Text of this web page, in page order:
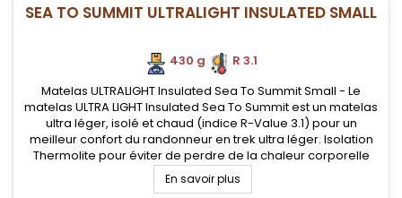
SEA TO SUMMIT ULTRALIGHT INSULATED SMALL
430 g
R 3.1
Matelas ULTRALIGHT Insulated Sea To Summit Small - Le
matelas ULTRA LIGHT Insulated Sea To Summit est un matelas
ultra léger, isolé et chaud (indice R-Value 3.1) pour un
meilleur confort du randonneur en trek ultra léger. Isolation
Thermolite pour éviter de perdre de la chaleur corporelle
vers le sol. Pompe Airstream fournie pour assurer un
gonflage...
En savoir plus